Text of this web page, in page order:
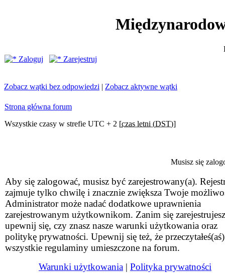
Zaloguj
Zarejestruj
Zobacz wątki bez odpowiedzi | Zobacz aktywne wątki
Strona główna forum
Wszystkie czasy w strefie UTC + 2 [czas letni (DST)]
Musisz się
Aby się zalogować, musisz być zarejestrowany(a).
zajmuje tylko chwilę i znacznie zwiększa Twoje
Administrator może nadać dodatkowe uprawnienia
zarejestrowanym użytkownikom. Zanim się
upewnij się, czy znasz nasze warunki użytkowania oraz
politykę prywatności. Upewnij się też, że przeczytałeś(aś)
wszystkie regulaminy umieszczone na forum.
Warunki użytkowania | Polityka prywatności